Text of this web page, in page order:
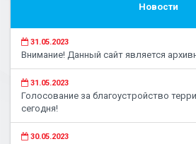
Новости
31.05.2023
Внимание! Данный сайт является
31.05.2023
Голосование за благоустройство
сегодня!
30.05.2023